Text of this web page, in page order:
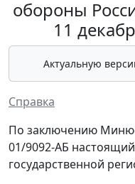
обороны
11
Актуальную
Справка
По заключению
01/9092-АБ
государственной